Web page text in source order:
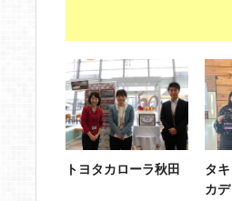
トヨタカローラ秋田
タ
カ